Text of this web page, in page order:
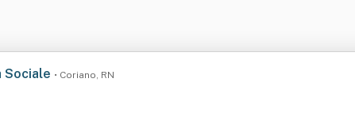
Sociale • Coriano, RN